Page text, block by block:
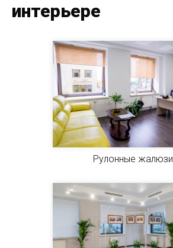
интерьере
Рулонные жалюзи